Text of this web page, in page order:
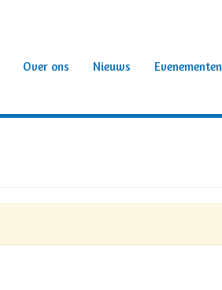
Over ons Nieuws Evenementen